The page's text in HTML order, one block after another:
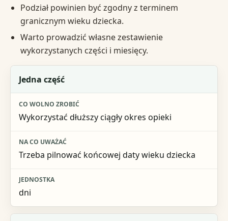
Podział powinien być zgodny z terminem
granicznym wieku dziecka.
Warto prowadzić własne zestawienie
wykorzystanych części i miesięcy.
Wariant
Co wolno zrobić
Na co uważać
Jedna część
Wykorzystać dłuższy ciągły okres opieki
Trzeba pilnować końcowej daty wieku dziecka
dni